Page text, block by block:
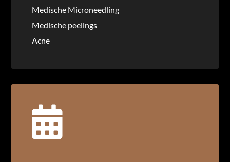
Medische Microneedling
Medische peelings
Acne
